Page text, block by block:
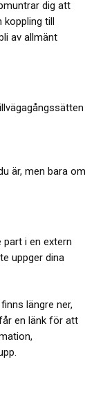
dig att
koppling till
av allmänt
är, men bara om
part i en extern
uppger dina
längre ner,
en länk för att